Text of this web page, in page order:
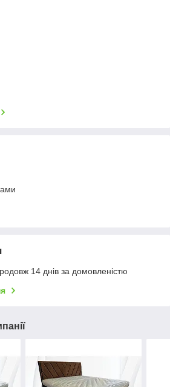
14 днів за домовленістю